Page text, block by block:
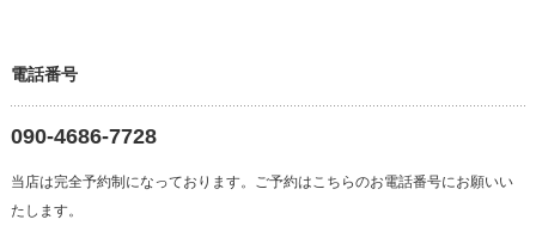
電話番号
090-4686-7728
当店は完全予約制になっております。ご予約はこちらのお電話番号にお願いい
たします。